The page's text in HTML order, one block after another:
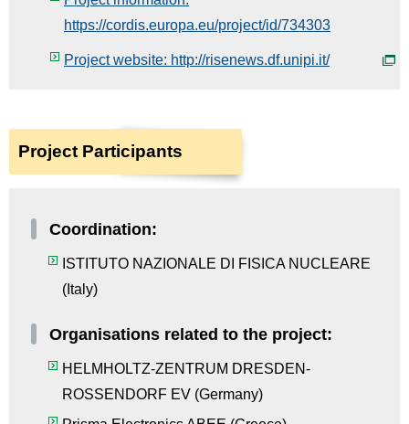
https://cordis.europa.eu/project/id/734303
Project website: http://risenews.df.unipi.it/
Project Participants
Coordination:
ISTITUTO NAZIONALE DI FISICA NUCLEARE
( Italy)
Organisations related to the project:
HELMHOLTZ-ZENTRUM DRESDEN-
ROSSENDORF EV (Germany)